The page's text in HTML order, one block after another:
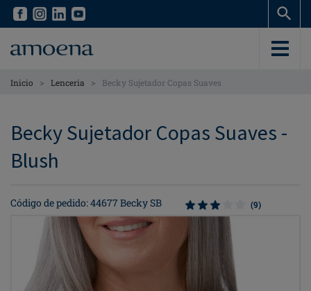
Skip
content
Skip
content
Inicio > Lenceria > Becky Sujetador Copas Suaves
Becky Sujetador Copas Suaves -
Blush
Código de pedido: 44677 Becky SB (9)